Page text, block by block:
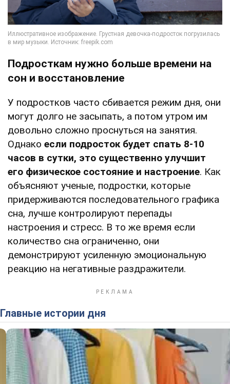
Подросткам нужно больше времени на
сон и восстановление
У подростков часто сбивается режим дня, они
могут долго не засыпать, а потом утром им
довольно сложно проснуться на занятия.
Однако если подросток будет спать 8-10
часов в сутки, это существенно улучшит
его физическое состояние и настроение. Как
объясняют ученые, подростки, которые
придерживаются последовательного графика
сна, лучше контролируют перепады
настроения и стресс. В то же время если
количество сна ограниченно, они
демонстрируют усиленную эмоциональную
реакцию на негативные раздражители.
Главные истории дня